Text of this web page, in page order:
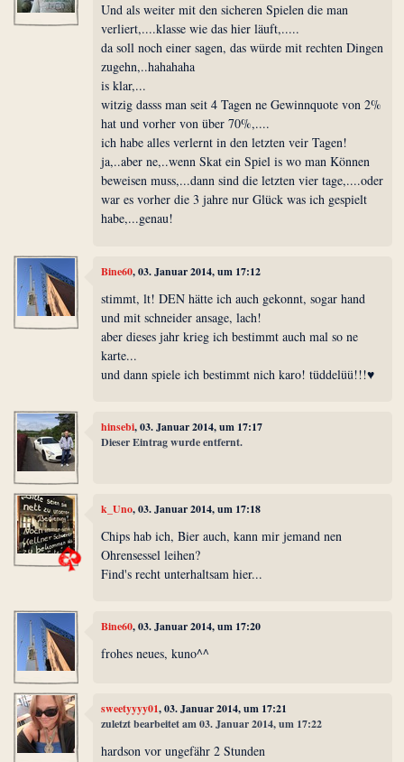
Und als weiter mit den sicheren Spielen die man
verliert,....klasse wie das hier läuft,.....
da soll noch einer sagen, das würde mit rechten Dingen
zugehn,..hahahaha
is klar,...
witzig dasss man seit 4 Tagen ne Gewinnquote von 2%
hat und vorher von über 70%,....
ich habe alles verlernt in den letzten veir Tagen!
ja,..aber ne,..wenn Skat ein Spiel is wo man Können
beweisen muss,...dann sind die letzten vier tage,....oder
war es vorher die 3 jahre nur Glück was ich gespielt
habe,...genau!
Bine60, 03. Januar 2014, um 17:12
stimmt, lt! DEN hätte ich auch gekonnt, sogar hand
und mit schneider ansage, lach!
aber dieses jahr krieg ich bestimmt auch mal so ne
karte...
und dann spiele ich bestimmt nich karo! tüddelüü!!!♥
hinsebi, 03. Januar 2014, um 17:17
Dieser Eintrag wurde entfernt.
k_Uno, 03. Januar 2014, um 17:18
Chips hab ich, Bier auch, kann mir jemand nen
Ohrensessel leihen?
Find's recht unterhaltsam hier...
Bine60, 03. Januar 2014, um 17:20
frohes neues, kuno^^
sweetyyyy01, 03. Januar 2014, um 17:21
zuletzt bearbeitet am 03. Januar 2014, um 17:22
hardson vor ungefähr 2 Stunden